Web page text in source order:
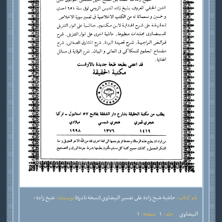
نام کتاب : حاشية شيخ زادة على تفسير البيضاوي (نسخة نادرة)نویسنده :شيخ زادة -
البيضاوي
جلد : صفحه :